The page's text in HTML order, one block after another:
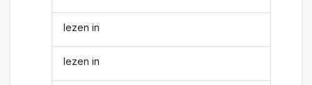
lezen in
lezen in